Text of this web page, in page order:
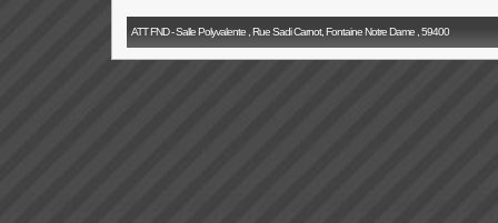
ATT FND - Salle Polyvalente , Rue Sadi Carnot, Fontaine Notre Dame , 59400